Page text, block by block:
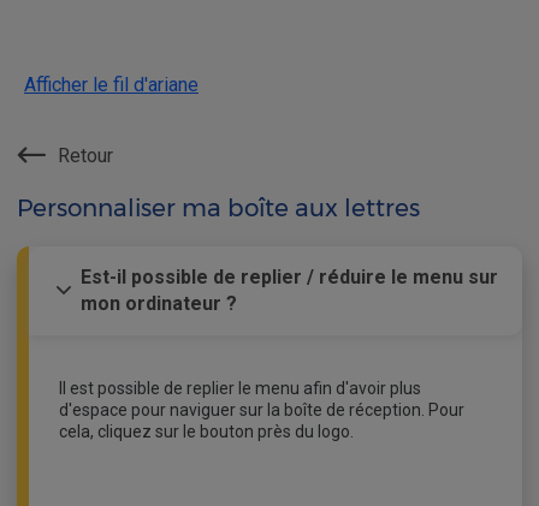
Afficher le fil d'ariane
Retour
Personnaliser ma boîte aux lettres
Est-il possible de replier / réduire le menu sur
mon ordinateur ?
Il est possible de replier le menu afin d'avoir plus
d'espace pour naviguer sur la boîte de réception. Pour
cela, cliquez sur le bouton près du logo.